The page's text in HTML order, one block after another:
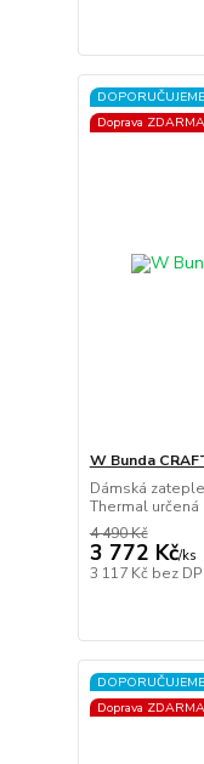
DOPORUČUJEME
Doprava ZDARMA
W Bunda
Dámská
Thermal určená
4 490 Kč
3 772 Kč/ks
3 117 Kč bez
DOPORUČUJEME
Doprava ZDARMA